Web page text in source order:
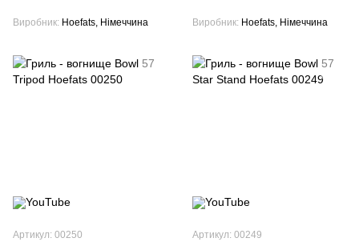
Виробник Hoefats, Німеччина Виробник Hoefats, Німеччина
Артикул: 00250 Артикул: 00249